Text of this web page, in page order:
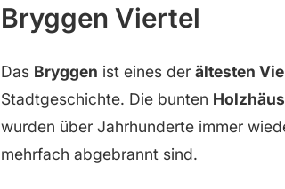
Bryggen Viertel
Das Bryggen ist eines der ältesten
Stadtgeschichte. Die bunten
wurden über Jahrhunderte immer
mehrfach abgebrannt sind.